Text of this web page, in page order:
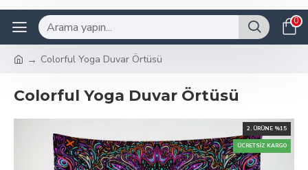
0
Colorful Yoga Duvar Örtüsü
Colorful Yoga Duvar Örtüsü
ÜCRETSIZ KARGO
2. ÜRÜNE %15